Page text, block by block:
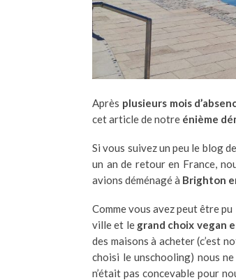
Après plusieurs mois
cet article de notre énième
Si vous suivez un peu le blog
un an de retour en France,
avions déménagé à Brighton
Comme vous avez peut être
ville et le grand choix vegan
des maisons à acheter (c’est
choisi le unschooling) nous
n’était pas concevable pour